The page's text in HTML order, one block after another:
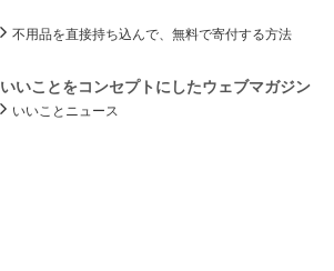
不用品を直接持ち込んで、無料で寄付する方法
いいことをコンセプトにしたウェブマガジン
いいことニュース